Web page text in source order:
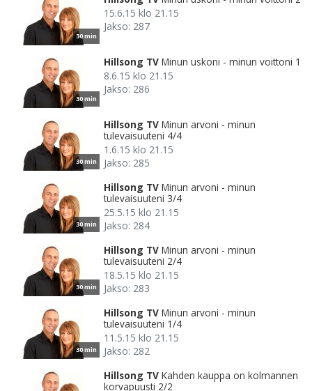
30 min
15.6.15 klo 21.15
Jakso: 287
30 min
Hillsong TV Minun uskoni - minun voittoni 1
8.6.15 klo 21.15
Jakso: 286
30 min
Hillsong TV Minun arvoni - minun
tulevaisuuteni 4/4
1.6.15 klo 21.15
Jakso: 285
30 min
Hillsong TV Minun arvoni - minun
tulevaisuuteni 3/4
25.5.15 klo 21.15
Jakso: 284
30 min
Hillsong TV Minun arvoni - minun
tulevaisuuteni 2/4
18.5.15 klo 21.15
Jakso: 283
30 min
Hillsong TV Minun arvoni - minun
tulevaisuuteni 1/4
11.5.15 klo 21.15
Jakso: 282
Hillsong TV Kahden kauppa on kolmannen
korvapuusti 2/2